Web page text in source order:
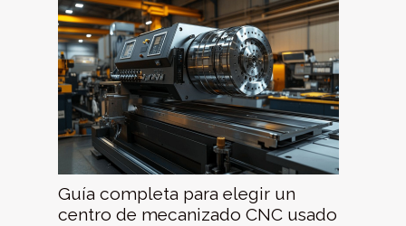
Guía completa para elegir un
centro de mecanizado CNC usado